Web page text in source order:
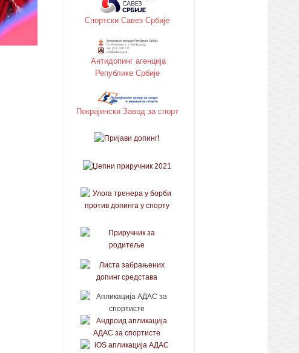
Спортски Савез Србије
Антидопинг агенција
Републике Србије
Покрајински Завод за спорт